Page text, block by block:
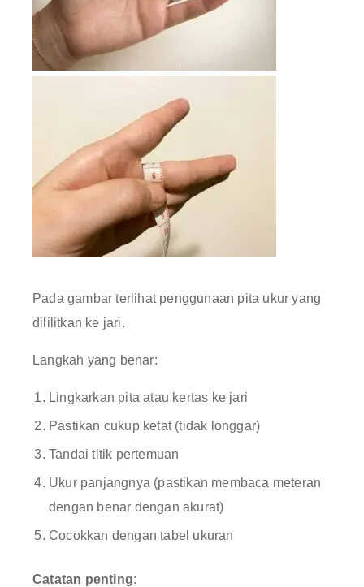
Pada gambar terlihat penggunaan pita ukur yang
dililitkan ke jari.
Langkah yang benar:
Lingkarkan pita atau kertas ke jari
Pastikan cukup ketat (tidak longgar)
Tandai titik pertemuan
Ukur panjangnya (pastikan membaca meteran
dengan benar dengan akurat)
Cocokkan dengan tabel ukuran
Catatan penting: